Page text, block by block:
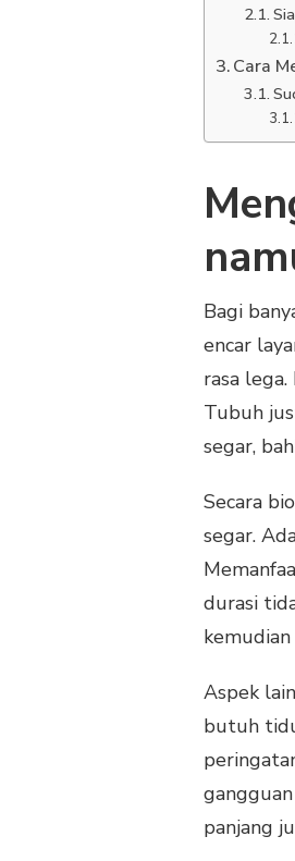
Cara
Bagi
encar
rasa
Tubuh
segar,
Secara
segar.
durasi
Aspek
butuh
panjang